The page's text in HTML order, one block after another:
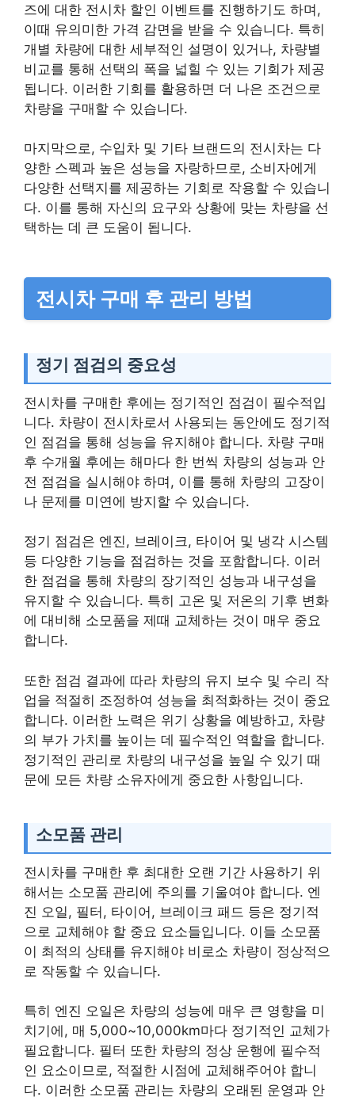
즈에 대한 전시차 할인 이벤트를 진행하기도 하며,
이때 유의미한 가격 감면을 받을 수 있습니다. 특히
개별 차량에 대한 세부적인 설명이 있거나, 차량별
비교를 통해 선택의 폭을 넓힐 수 있는 기회가 제공
됩니다. 이러한 기회를 활용하면 더 나은 조건으로
차량을 구매할 수 있습니다.
마지막으로, 수입차 및 기타 브랜드의 전시차는 다
양한 스펙과 높은 성능을 자랑하므로, 소비자에게
다양한 선택지를 제공하는 기회로 작용할 수 있습니
다. 이를 통해 자신의 요구와 상황에 맞는 차량을 선
택하는 데 큰 도움이 됩니다.
전시차 구매 후 관리 방법
정기 점검의 중요성
전시차를 구매한 후에는 정기적인 점검이 필수적입
니다. 차량이 전시차로서 사용되는 동안에도 정기적
인 점검을 통해 성능을 유지해야 합니다. 차량 구매
후 수개월 후에는 해마다 한 번씩 차량의 성능과 안
전 점검을 실시해야 하며, 이를 통해 차량의 고장이
나 문제를 미연에 방지할 수 있습니다.
정기 점검은 엔진, 브레이크, 타이어 및 냉각 시스템
등 다양한 기능을 점검하는 것을 포함합니다. 이러
한 점검을 통해 차량의 장기적인 성능과 내구성을
유지할 수 있습니다. 특히 고온 및 저온의 기후 변화
에 대비해 소모품을 제때 교체하는 것이 매우 중요
합니다.
또한 점검 결과에 따라 차량의 유지 보수 및 수리 작
업을 적절히 조정하여 성능을 최적화하는 것이 중요
합니다. 이러한 노력은 위기 상황을 예방하고, 차량
의 부가 가치를 높이는 데 필수적인 역할을 합니다.
정기적인 관리로 차량의 내구성을 높일 수 있기 때
문에 모든 차량 소유자에게 중요한 사항입니다.
소모품 관리
전시차를 구매한 후 최대한 오랜 기간 사용하기 위
해서는 소모품 관리에 주의를 기울여야 합니다. 엔
진 오일, 필터, 타이어, 브레이크 패드 등은 정기적
으로 교체해야 할 중요 요소들입니다. 이들 소모품
이 최적의 상태를 유지해야 비로소 차량이 정상적으
로 작동할 수 있습니다.
특히 엔진 오일은 차량의 성능에 매우 큰 영향을 미
치기에, 매 5,000~10,000km마다 정기적인 교체가
필요합니다. 필터 또한 차량의 정상 운행에 필수적
인 요소이므로, 적절한 시점에 교체해주어야 합니
다. 이러한 소모품 관리는 차량의 오래된 운영과 안